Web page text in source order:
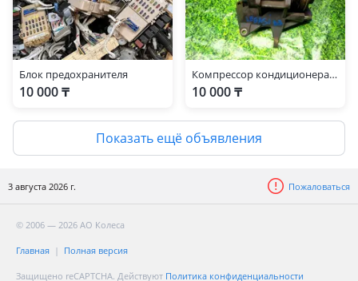
Блок предохранителя
10 000 ₸
Компрессор кондиционера subaru legacy b3
10 000 ₸
Показать ещё объявления
3 августа 2026 г. Пожаловаться
© 2006 — 2026 АО Колеса
Главная Полная версия
Защищено reCAPTCHA. Действуют Политика конфиденциальности